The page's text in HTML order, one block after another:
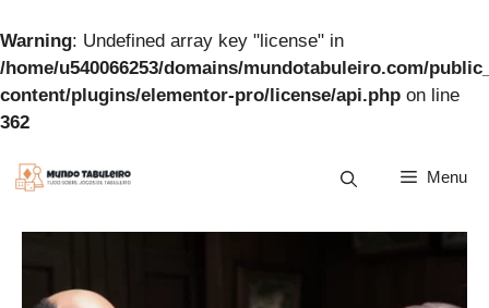
Warning: Undefined array key "license" in
/home/u540066253/domains/mundotabuleiro.com/
content/plugins/elementor-pro/license/api.php on line
362
para
conteúdo
Menu